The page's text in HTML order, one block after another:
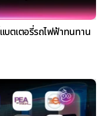
บตเตอรี่รถไฟฟ้าทนทาน